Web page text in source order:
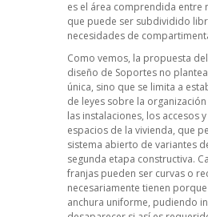
es el área comprendida entre
que puede ser subdividido
necesidades de
Como vemos, la propuesta del
diseño de Soportes no
única, sino que se limita a
de leyes sobre la
las instalaciones, los accesos
espacios de la vivienda, que
sistema abierto de variantes
segunda etapa constructiva.
franjas pueden ser curvas o
necesariamente tienen
anchura uniforme, pudiendo